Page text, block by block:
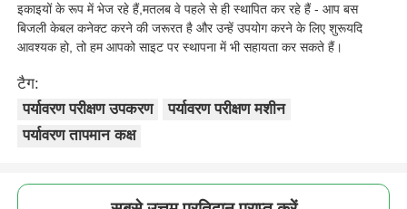
इकाइयों के रूप में भेज रहे हैं,मतलब वे पहले से ही स्थापित कर रहे हैं - आप बस
बिजली केबल कनेक्ट करने की जरूरत है और उन्हें उपयोग करने के लिए शुरूयदि
आवश्यक हो, तो हम आपको साइट पर स्थापना में भी सहायता कर सकते हैं।
टैग:
पर्यावरण परीक्षण उपकरण
पर्यावरण परीक्षण मशीन
पर्यावरण तापमान कक्ष